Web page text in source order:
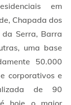
em
Chapada dos
da Serra, Barra
uma base
50.000
corporativos e
de 90
hoje o maior